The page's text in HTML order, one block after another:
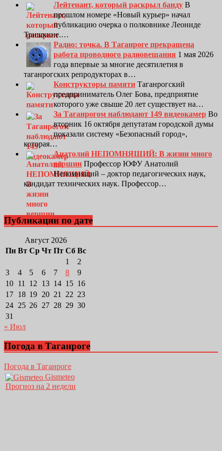
Лейтенант, который раскрыл банду В
прошлом номере «Новый курьер» начал
публикацию очерка о полковнике Леониде
Тришкине.…
Радио: точка. В Таганроге прекращена
работа проводного радиовещания 1 мая 2026
года впервые за многие десятилетия в
таганрогских репродукторах в…
Конструкторы памяти Таганрогский
предприниматель Олег Бова, предприятие
которого уже свыше 20 лет существует на…
За Таганрогом наблюдают 149 видеокамер Во
вторник 16 октября депутатам городской думы
показали систему «Безопасный город»,
которая…
Анатолий НЕПОМНЯЩИЙ: В жизни много
вершин Профессор ЮФУ Анатолий
Непомнящий – доктор педагогических наук,
кандидат технических наук. Профессор…
Публикации по дате
Август 2026
Пн Вт Ср Чт Пт Сб Вс
1
2
3
4 5 6 7 8
9
10 11 12 13 14 15 16
17 18 19 20 21 22 23
24 25 26 27 28 29 30
31
« Июл
Погода в Таганроге
Погода в Таганроге
Gismeteo
Прогноз на 2 недели